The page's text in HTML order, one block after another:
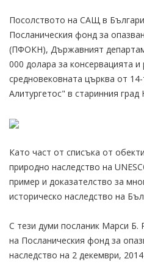
Посолството на САЩ в
Посланическия фонд за
(ПФОКН), Държавният
000 долара за консервацията и
средновековната църква от
Алитургетос" в старинния град
Като част от списъка от
природно наследство на
пример и доказателство за
историческо наследство на
С тези думи посланик Марси Б.
на Посланическия фонд за
наследство на 2 декември, 2014